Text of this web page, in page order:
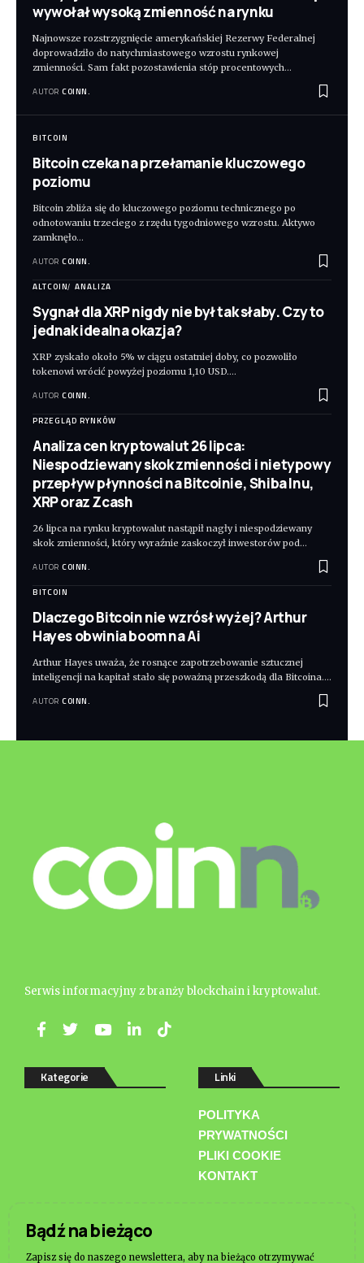
wywołał wysoką zmienność na rynku
Najnowsze rozstrzygnięcie amerykańskiej Rezerwy Federalnej
doprowadziło do natychmiastowego wzrostu rynkowej
zmienności. Sam fakt pozostawienia stóp procentowych…
AUTOR COINN.
BITCOIN
Bitcoin czeka na przełamanie kluczowego
poziomu
Bitcoin zbliża się do kluczowego poziomu technicznego po
odnotowaniu trzeciego z rzędu tygodniowego wzrostu. Aktywo
zamknęło…
AUTOR COINN.
ALTCOIN ANALIZA
Sygnał dla XRP nigdy nie był tak słaby. Czy to
jednak idealna okazja?
XRP zyskało około 5% w ciągu ostatniej doby, co pozwoliło
tokenowi wrócić powyżej poziomu 1,10 USD.…
AUTOR COINN.
PRZEGLĄD RYNKÓW
Analiza cen kryptowalut 26 lipca:
Niespodziewany skok zmienności i nietypowy
przepływ płynności na Bitcoinie, Shiba Inu,
XRP oraz Zcash
26 lipca na rynku kryptowalut nastąpił nagły i niespodziewany
skok zmienności, który wyraźnie zaskoczył inwestorów pod…
AUTOR COINN.
BITCOIN
Dlaczego Bitcoin nie wzrósł wyżej? Arthur
Hayes obwinia boom na Ai
Arthur Hayes uważa, że rosnące zapotrzebowanie sztucznej
inteligencji na kapitał stało się poważną przeszkodą dla Bitcoina.…
AUTOR COINN.
Serwis informacyjny z branży blockchain i kryptowalut.
Kategorie Linki
POLITYKA
PRYWATNOŚCI
PLIKI COOKIE
KONTAKT
Bądź na bieżąco
Zapisz się do naszego newslettera, aby na bieżąco otrzymywać